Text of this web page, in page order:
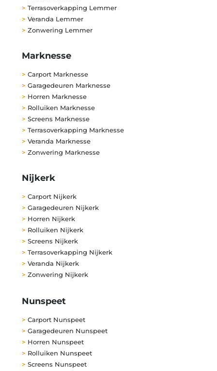
> Terrasoverkapping Lemmer
> Veranda Lemmer
> Zonwering Lemmer
Marknesse
> Carport Marknesse
> Garagedeuren Marknesse
> Horren Marknesse
> Rolluiken Marknesse
> Screens Marknesse
> Terrasoverkapping Marknesse
> Veranda Marknesse
> Zonwering Marknesse
Nijkerk
> Carport Nijkerk
> Garagedeuren Nijkerk
> Horren Nijkerk
> Rolluiken Nijkerk
> Screens Nijkerk
> Terrasoverkapping Nijkerk
> Veranda Nijkerk
> Zonwering Nijkerk
Nunspeet
> Carport Nunspeet
> Garagedeuren Nunspeet
> Horren Nunspeet
> Rolluiken Nunspeet
> Screens Nunspeet